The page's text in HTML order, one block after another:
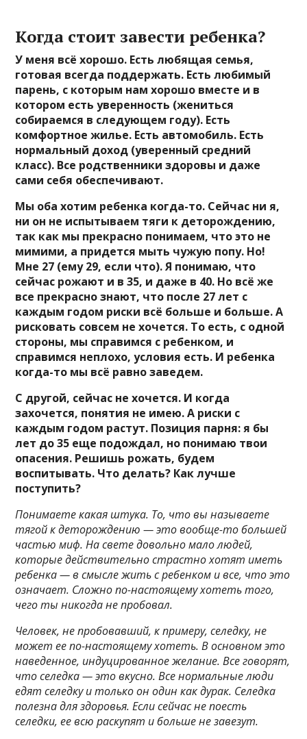
Когда стоит завести ребенка?
У меня всё хорошо. Есть любящая семья,
готовая всегда поддержать. Есть любимый
парень, с которым нам хорошо вместе и в
котором есть уверенность (жениться
собираемся в следующем году). Есть
комфортное жилье. Есть автомобиль. Есть
нормальный доход (уверенный средний
класс). Все родственники здоровы и даже
сами себя обеспечивают.
Мы оба хотим ребенка когда-то. Сейчас ни я,
ни он не испытываем тяги к деторождению,
так как мы прекрасно понимаем, что это не
мимими, а придется мыть чужую попу. Но!
Мне 27 (ему 29, если что). Я понимаю, что
сейчас рожают и в 35, и даже в 40. Но всё же
все прекрасно знают, что после 27 лет с
каждым годом риски всё больше и больше. А
рисковать совсем не хочется. То есть, с одной
стороны, мы справимся с ребенком, и
справимся неплохо, условия есть. И ребенка
когда-то мы всё равно заведем.
С другой, сейчас не хочется. И когда
захочется, понятия не имею. А риски с
каждым годом растут. Позиция парня: я бы
лет до 35 еще подождал, но понимаю твои
опасения. Решишь рожать, будем
воспитывать. Что делать? Как лучше
поступить?
Понимаете какая штука. То, что вы называете
тягой к деторождению — это вообще-то большей
частью миф. На свете довольно мало людей,
которые действительно страстно хотят иметь
ребенка — в смысле жить с ребенком и все, что это
означает. Сложно по-настоящему хотеть того,
чего ты никогда не пробовал.
Человек, не пробовавший, к примеру, селедку, не
может ее по-настоящему хотеть. В основном это
наведенное, индуцированное желание. Все говорят,
что селедка — это вкусно. Все нормальные люди
едят селедку и только он один как дурак. Селедка
полезна для здоровья. Если сейчас не поесть
селедки, ее всю раскупят и больше не завезут.